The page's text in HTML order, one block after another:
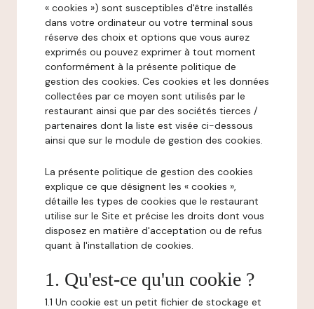
« cookies ») sont susceptibles d'être installés
dans votre ordinateur ou votre terminal sous
réserve des choix et options que vous aurez
exprimés ou pouvez exprimer à tout moment
conformément à la présente politique de
gestion des cookies. Ces cookies et les données
collectées par ce moyen sont utilisés par le
restaurant ainsi que par des sociétés tierces /
partenaires dont la liste est visée ci-dessous
ainsi que sur le module de gestion des cookies.
La présente politique de gestion des cookies
explique ce que désignent les « cookies »,
détaille les types de cookies que le restaurant
utilise sur le Site et précise les droits dont vous
disposez en matière d'acceptation ou de refus
quant à l'installation de cookies.
1. Qu'est-ce qu'un cookie ?
1.1 Un cookie est un petit fichier de stockage et